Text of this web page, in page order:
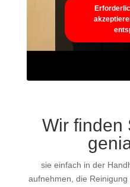
Wir finden
sie einfach in der
aufnehmen, die